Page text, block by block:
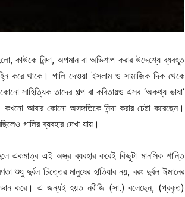
কাউকে নিন্দা, অপমান বা অভিশাপ করার উদ্দেশ্যে ব্যবহূত
করে থাকে। গালি দেওয়া ইসলাম ও সামাজিক দিক থেকে
সাহিত্যিক তাদের গল্প বা কবিতায়ও এসব ‘অকথ্য ভাষা’
আবার কোনো অসঙ্গতিকে নিন্দা করার চেষ্টা করেছেন।
গালির ব্যবহার দেখা যায়।
একমাত্র এই অস্ত্র ব্যবহার করেই কিছুটা মানসিক শান্তি
শুধু দুর্বল চিত্তের মানুষের হাতিয়ার নয়, বরং দুর্বল ঈমানের
ভান করে। এ জন্যই হয়ত নবীজি (সা.) বলেছেন, (প্রকৃত)